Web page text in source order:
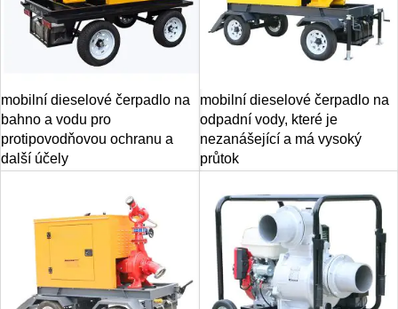
mobilní dieselové čerpadlo na
bahno a vodu pro
protipovodňovou ochranu a
další účely
mobilní dieselové čerpadlo na
odpadní vody, které je
nezanášející a má vysoký
průtok